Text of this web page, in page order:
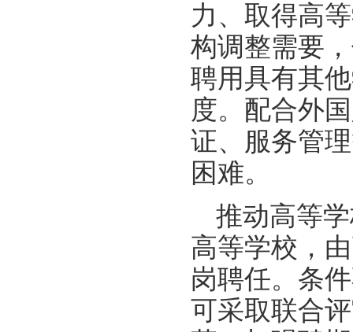
力、取得高
构调整需要
聘用具有其
度。配合外
证、服务管
困难。
推动高等
高等学校，
岗聘任。条
可采取联合